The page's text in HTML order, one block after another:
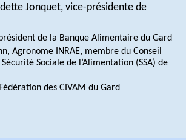
Jonquet, vice-présidente de
de la Banque Alimentaire du Gard
Agronome INRAE, membre du Conseil
Sociale de l’Alimentation (SSA) de
des CIVAM du Gard